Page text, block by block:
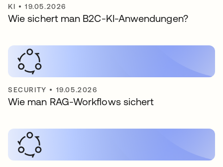
KI •19.05.2026
Wie sichert man B2C-KI-Anwendungen?
SECURITY • 19.05.2026
Wie man RAG-Workflows sichert